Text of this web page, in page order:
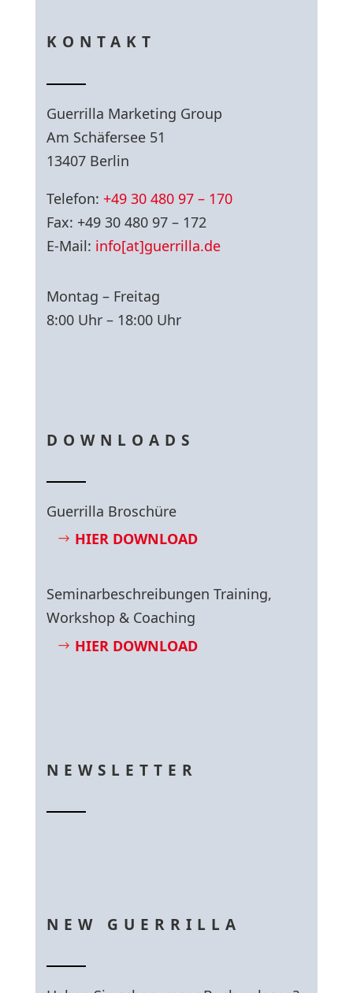
KONTAKT
Guerrilla Marketing Group
Am Schäfersee 51
13407 Berlin
Telefon: +49 30 480 97 – 170
Fax: +49 30 480 97 – 172
E-Mail: info[at]guerrilla.de
Montag – Freitag
8:00 Uhr – 18:00 Uhr
DOWNLOADS
Guerrilla Broschüre
HIER DOWNLOAD
Seminarbeschreibungen Training,
Workshop & Coaching
HIER DOWNLOAD
NEWSLETTER
NEW GUERRILLA